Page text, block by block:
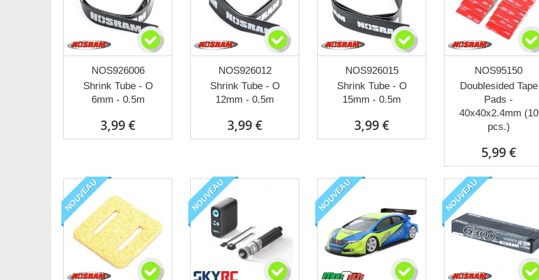
NOS926006
Shrink Tube - O
6mm - 0.5m
3,99 €
NOS926012
Shrink Tube - O
12mm - 0.5m
3,99 €
NOS926015
Shrink Tube - O
15mm - 0.5m
3,99 €
NOS95150
Doublesided Tape
Pads -
40x40x2.4mm (10
pcs.)
5,99 €
NOUVEAU NOUVEAU NOUVEAU NOUVEAU